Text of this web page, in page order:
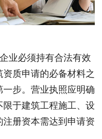
业必须持有合法有效
质申请的必备材料之
步。营业执照应明确
于建筑工程施工、设
册资本需达到申请资